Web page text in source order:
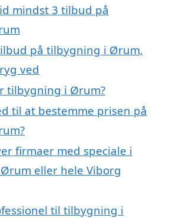
mindst 3 tilbud på
på tilbygning i Ørum,
ved
tilbygning i Ørum?
til at bestemme prisen på
firmaer med speciale i
eller hele Viborg
til tilbygning i